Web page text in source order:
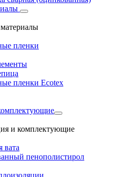
пленки
пленки Ecotex
и комплектующие
вата
пенополистирол